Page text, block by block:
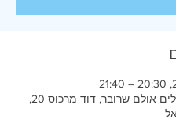
תיאטרון ירושלים אולם שרובר, דוד מרכוס 20,